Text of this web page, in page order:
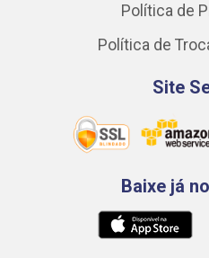
Política de
Política de
Site
Baixe já